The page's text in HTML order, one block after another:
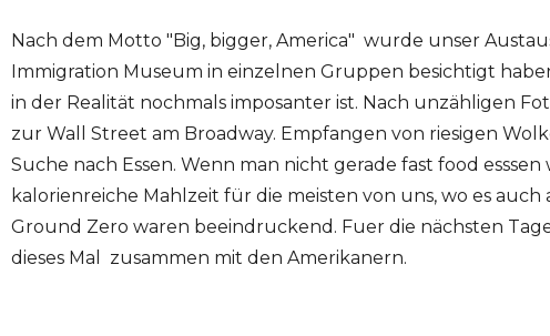
Nach dem Motto "Big, bigger, America" wurde unser
Immigration Museum in einzelnen Gruppen besichtigt
in der Realität nochmals imposanter ist. Nach unzähligen
zur Wall Street am Broadway. Empfangen von riesigen
Suche nach Essen. Wenn man nicht gerade fast food
kalorienreiche Mahlzeit für die meisten von uns, wo es
Ground Zero waren beeindruckend. Fuer die nächsten
dieses Mal zusammen mit den Amerikanern.